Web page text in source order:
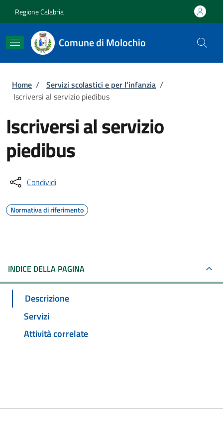
Regione Calabria
Comune di Molochio
Briciole di pane
Home / Servizi scolastici e per l'infanzia /
Iscriversi al servizio piedibus
Iscriversi al servizio
piedibus
Condividi
Normativa di riferimento
INDICE DELLA PAGINA
Descrizione
Servizi
Attività correlate